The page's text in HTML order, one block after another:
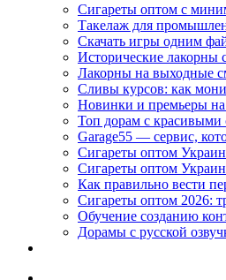
Сигареты оптом с
Такелаж для
Скачать игры одним
Исторические лакорны
Лакорны на выходные
Сливы курсов: как
Новинки и премьеры
Топ дорам с красивыми
Garage55 — сервис,
Сигареты оптом
Сигареты оптом
Как правильно вести
Сигареты оптом 2026:
Обучение созданию
Дорамы с русской